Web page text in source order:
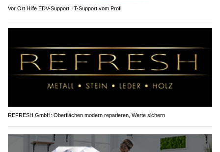
Vor Ort Hilfe EDV-Support: IT-Support vom Profi
REFRESH GmbH: Oberflächen modern reparieren, Werte sichern